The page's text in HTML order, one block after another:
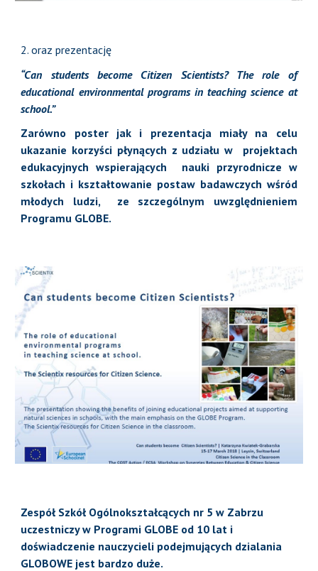
2. oraz prezentację
“Can students become Citizen Scientists? The role of
educational environmental programs in teaching science at
school.”
Zarówno poster jak i prezentacja miały na celu
ukazanie korzyści płynących z udziału w projektach
edukacyjnych wspierających nauki przyrodnicze w
szkołach i kształtowanie postaw badawczych wśród
młodych ludzi, ze szczególnym uwzględnieniem
Programu GLOBE.
Zespół Szkół Ogólnokształcących nr 5 w Zabrzu
uczestniczy w Programi GLOBE od 10 lat i
doświadczenie nauczycieli podejmujących dzialania
GLOBOWE jest bardzo duże.